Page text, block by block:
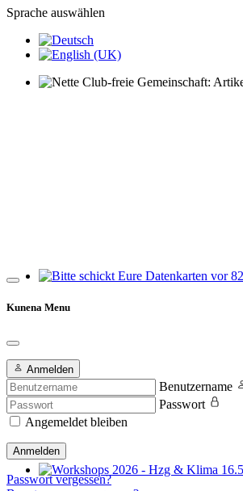
Sprache auswählen
Workshops 2026 - Hzg & Klima 16.5.
Kunena Menu
Anmelden
Benutzername
Passwort
Angemeldet bleiben
Anmelden
Passwort vergessen?